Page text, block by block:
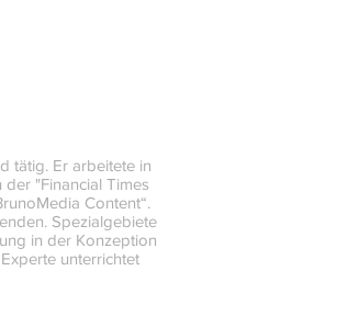
tätig. Er arbeitete in
"Financial Times
Content“.
Spezialgebiete
in der Konzeption
unterrichtet